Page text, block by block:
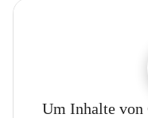
Um Inhalte von